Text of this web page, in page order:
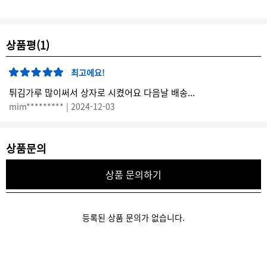
상품평(1)
최고에요!
튀김가루 많이써서 상자로 시켰어요 다음날 배송...
mim********* | 2024-12-03
상품문의
상품 문의하기
등록된 상품 문의가 없습니다.